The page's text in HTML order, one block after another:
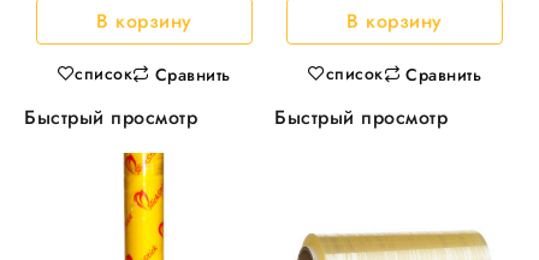
В корзину
список Сравнить
Быстрый просмотр
В корзину
список Сравнить
Быстрый просмотр